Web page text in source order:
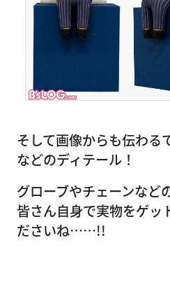
そして画像からも伝わる
などのディテール！
グローブやチェーンなど
皆さん自身で実物をゲッ
ださいね……!!